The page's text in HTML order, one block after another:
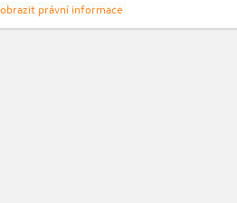
právní informace